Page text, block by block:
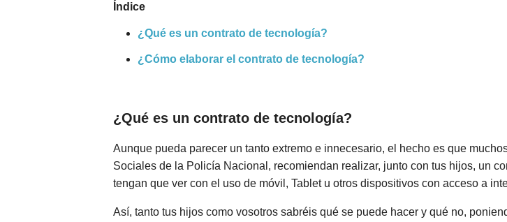
Índice
¿Qué es un contrato de tecnología?
¿Cómo elaborar el contrato de tecnología?
¿Qué es un contrato de tecnología?
Aunque pueda parecer un tanto extremo e innecesario, el hecho es que
Sociales de la Policía Nacional, recomiendan realizar, junto con tus hijos, un
tengan que ver con el uso de móvil, Tablet u otros dispositivos con acceso a
Así, tanto tus hijos como vosotros sabréis qué se puede hacer y qué no,